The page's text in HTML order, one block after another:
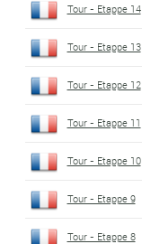
Tour - Etappe 14
Tour - Etappe 13
Tour - Etappe 12
Tour - Etappe 11
Tour - Etappe 10
Tour - Etappe 9
Tour - Etappe 8